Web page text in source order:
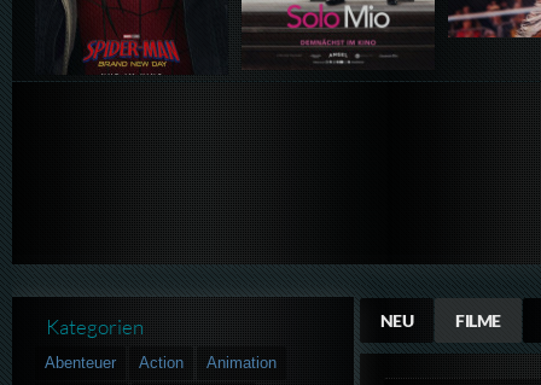
NEU FILME
Kategorien
Abenteuer Action
Animation